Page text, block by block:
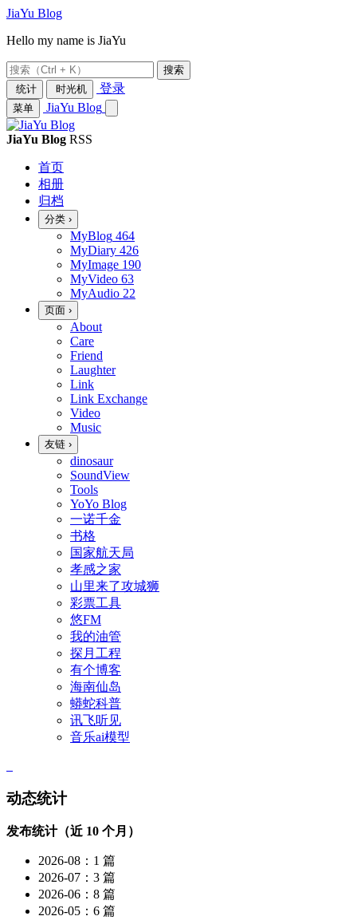
JiaYu Blog — 育儿博客 · Hello
JiaYu Blog
Hello my name is JiaYu
搜索
统计
时光机 登录
菜单 JiaYu Blog
JiaYu Blog RSS
首页
相册
归档
分类 ›
MyBlog 464
MyDiary 426
MyImage 190
MyVideo 63
MyAudio 22
页面 ›
About
Care
Friend
Laughter
Link
Link Exchange
Video
Music
友链 ›
dinosaur
SoundView
Tools
YoYo Blog
一诺千金
书格
国家航天局
孝感之家
山里来了攻城狮
彩票工具
悠FM
我的油管
探月工程
有个博客
海南仙岛
蟒蛇科普
讯飞听见
音乐ai模型
动态统计
发布统计（近 10 个月）
2026-08：1 篇
2026-07：3 篇
2026-06：8 篇
2026-05：6 篇